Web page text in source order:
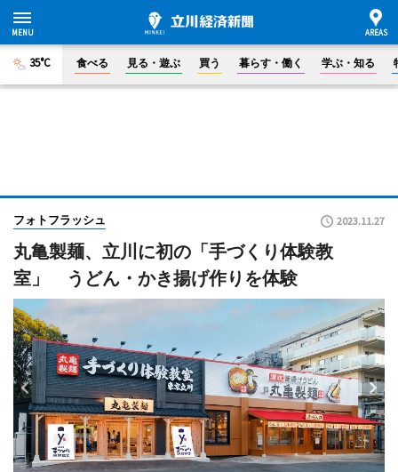
35°C 食べる 見る・遊ぶ 買う 暮らす・働く 学ぶ・知る
フォトフラッシュ 2023.11.27
丸亀製麺、立川に初の「手づくり体験教
室」 うどん・かき揚げ作りを体験